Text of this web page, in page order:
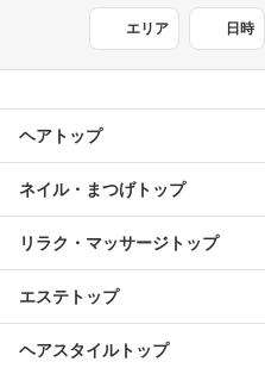
エリア 日時
ヘアトップ
ネイル・まつげトップ
リラク・マッサージトップ
エステトップ
ヘアスタイルトップ